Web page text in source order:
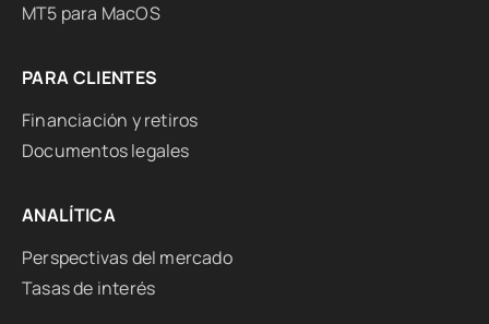
MT5 para MacOS
PARA CLIENTES
Financiación y retiros
Documentos legales
ANALÍTICA
Perspectivas del mercado
Tasas de interés